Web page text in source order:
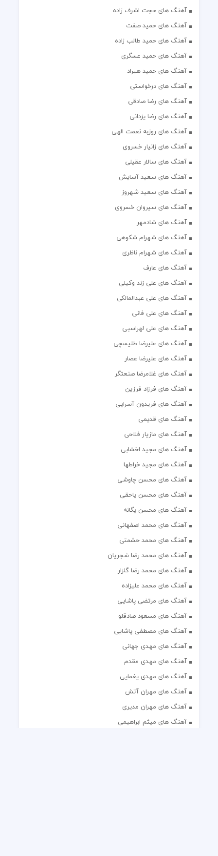
آهنگ های حجت اشرف زاده
آهنگ های حمید صفت
آهنگ های حمید طالب زاده
آهنگ های حمید عسگری
آهنگ های حمید هیراد
آهنگ های درخواستی
آهنگ های رضا صادقی
آهنگ های رضا یزدانی
آهنگ های روزبه نعمت الهی
آهنگ های زانیار خسروی
آهنگ های سالار عقیلی
آهنگ های سعید آسایش
آهنگ های سعید شهروز
آهنگ های سیروان خسروی
آهنگ های شادمهر
آهنگ های شهرام شکوهی
آهنگ های شهرام ناظری
آهنگ های عارف
آهنگ های علی زند وکیلی
آهنگ های علی عبدالمالکی
آهنگ های علی فانی
آهنگ های علی لهراسبی
آهنگ های علیرضا طلیسچی
آهنگ های علیرضا عصار
آهنگ های غلامرضا صنعتگر
آهنگ های فرزاد فرزین
آهنگ های فریدون آسرایی
آهنگ های قدیمی
آهنگ های مازیار فلاحی
آهنگ های مجید اخشابی
آهنگ های مجید خراطها
آهنگ های محسن چاوشی
آهنگ های محسن یاحقی
آهنگ های محسن یگانه
آهنگ های محمد اصفهانی
آهنگ های محمد حشمتی
آهنگ های محمد رضا شجریان
آهنگ های محمد رضا گلزار
آهنگ های محمد علیزاده
آهنگ های مرتضی پاشایی
آهنگ های مسعود صادقلو
آهنگ های مصطفی پاشایی
آهنگ های مهدی جهانی
آهنگ های مهدی مقدم
آهنگ های مهدی یغمایی
آهنگ های مهران آتش
آهنگ های مهران مدیری
آهنگ های میثم ابراهیمی